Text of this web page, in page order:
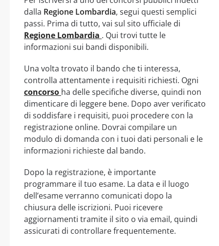
dalla Regione Lombardia, segui questi semplici
passi. Prima di tutto, vai sul sito ufficiale di
Regione Lombardia . Qui trovi tutte le
informazioni sui bandi disponibili.
Una volta trovato il bando che ti interessa,
controlla attentamente i requisiti richiesti. Ogni
concorso ha delle specifiche diverse, quindi non
dimenticare di leggere bene. Dopo aver verificato
di soddisfare i requisiti, puoi procedere con la
registrazione online. Dovrai compilare un
modulo di domanda con i tuoi dati personali e le
informazioni richieste dal bando.
Dopo la registrazione, è importante
programmare il tuo esame. La data e il luogo
dell’esame verranno comunicati dopo la
chiusura delle iscrizioni. Puoi ricevere
aggiornamenti tramite il sito o via email, quindi
assicurati di controllare frequentemente.